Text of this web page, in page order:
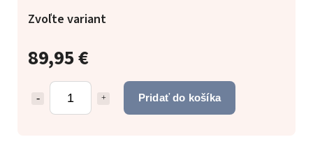
89,95 €
Pridať do košíka
Zvoľte variant